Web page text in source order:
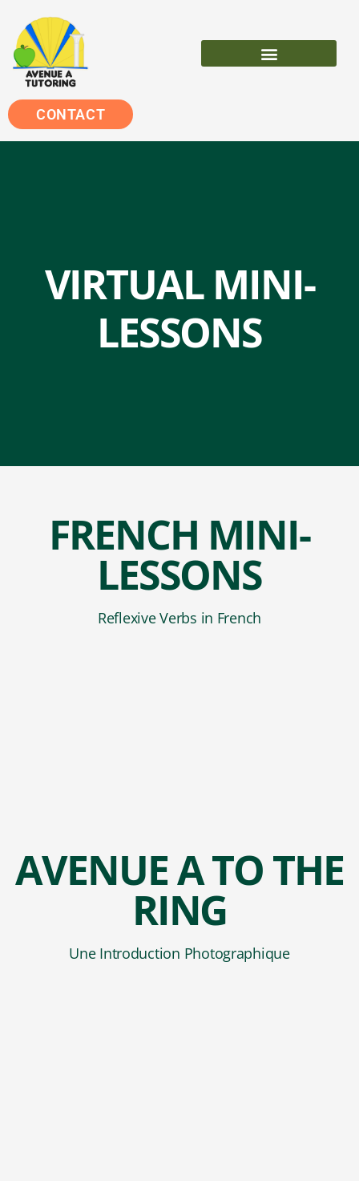
CONTACT
VIRTUAL MINI-
LESSONS
FRENCH MINI-
LESSONS
Reflexive Verbs in French
AVENUE A TO THE
RING
Une Introduction Photographique